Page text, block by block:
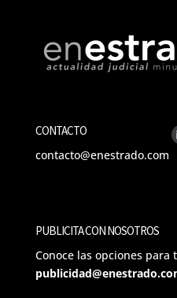
CONTACTO
contacto@enestrado.com
PUBLICITA CON NOSOTROS
Conoce las opciones para